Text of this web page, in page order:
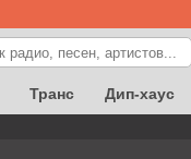
Транс Дип-хаус